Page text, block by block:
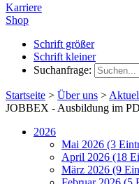
Karriere
Shop
Schrift größer
Schrift kleiner
Suchanfrage:
Startseite > Über uns >
JOBBEX - Ausbildung im
2026
Mai 2026 (3
April 2026 (18
März 2026 (9